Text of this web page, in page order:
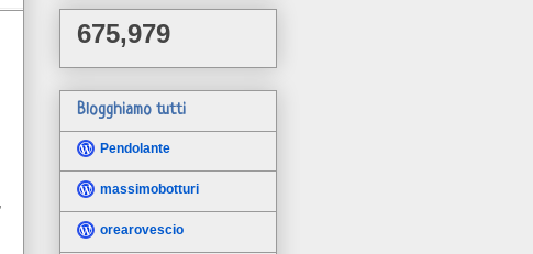
675,979
Blogghiamo tutti
Pendolante
massimobotturi
orearovescio